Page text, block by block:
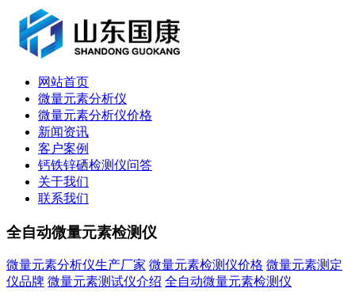
网站首页
微量元素分析仪
微量元素分析仪价格
新闻资讯
客户案例
钙铁锌硒检测仪问答
关于我们
联系我们
全自动微量元素检测仪
微量元素分析仪生产厂家 微量元素检测仪价格 微量元素测定
仪品牌 微量元素测试仪介绍 全自动微量元素检测仪